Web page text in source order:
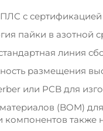
с сертификацией
пайки в азотной
линия
размещения
или PCB для
(BOM)
компонентов также